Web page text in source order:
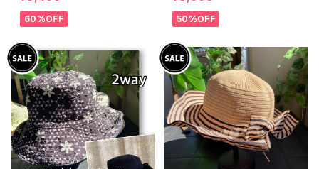
｜前フリル＆BIGフリルトッ
プス /ホワイト
60%OFF
｜前フリル＆BIGフリルトッ
プス /ブラック
50%OFF